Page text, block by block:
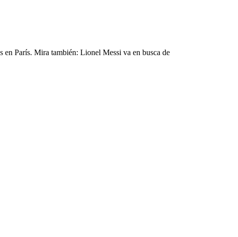
París. Mira también: Lionel Messi va en busca de